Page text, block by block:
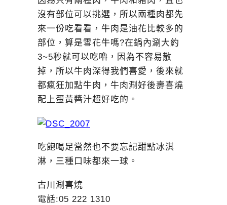
沒有部位可以挑選，所以兩種肉都先
來一份吃看看，牛肉是油花比較多的
部位，算是雪花牛嗎?在鍋內涮大約
3~5秒就可以吃嚕，因為不容易散
掉，所以牛肉深得我們喜愛，後來就
都瘋狂加點牛肉，牛肉涮好後壽喜燒
配上蛋黃醬汁超好吃的。
吃飽喝足當然也不要忘記甜點冰淇
淋，三種口味都來一球。
古川涮喜燒
電話:05 222 1310